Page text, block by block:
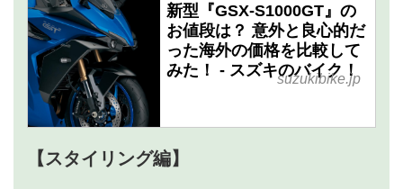
新型『GSX-S1000GT』の
お値段は？ 意外と良心的だ
った海外の価格を比較して
みた！ - スズキのバイク！
suzukibike.jp
【スタイリング編】